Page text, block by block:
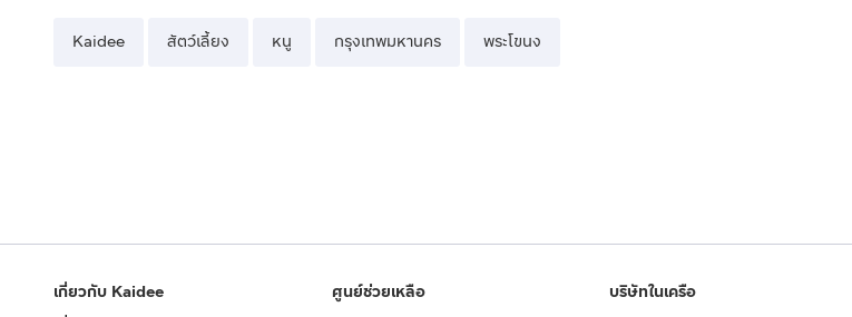
Kaidee สัตว์เลี้ยง หนู กรุงเทพมหานคร พระโขนง
เกี่ยวกับ Kaidee
ศูนย์ช่วยเหลือ
บริษัทในเครือ